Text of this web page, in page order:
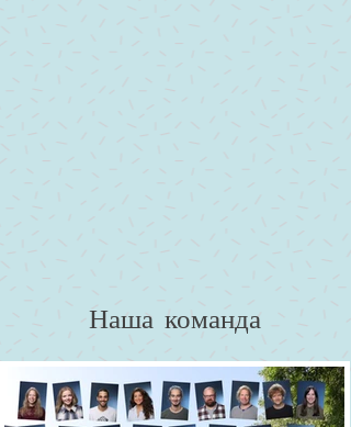
Наша команда